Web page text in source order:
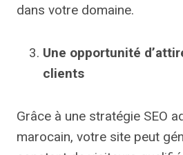
dans votre domaine.
Une opportunité
clients
Grâce à une stratégie SEO
marocain, votre site peut